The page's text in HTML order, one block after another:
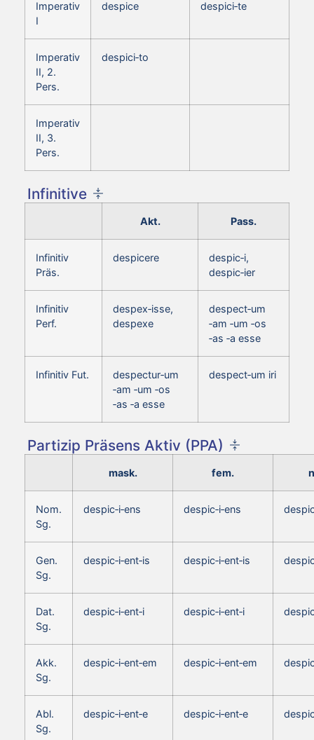
Imperativ
I
despice despici‑te
Imperativ
II, 2.
Pers.
despici‑to
Imperativ
II, 3.
Pers.
Infinitive
Akt. Pass.
Infinitiv
Präs.
despicere
despic‑i,
despic‑ier
Infinitiv
Perf.
despex‑isse,
despexe
despect‑um
‑am ‑um ‑os
‑as ‑a esse
Infinitiv Fut.
despectur‑um
‑am ‑um ‑os
‑as ‑a esse
despect‑um iri
Partizip Präsens Aktiv (PPA)
mask. fem.
Nom.
Sg.
despic‑i‑ens despic‑i‑ens
Gen.
Sg.
despic‑i‑ent‑is despic‑i‑ent‑is
Dat.
Sg.
despic‑i‑ent‑i despic‑i‑ent‑i
Akk.
Sg.
despic‑i‑ent‑em despic‑i‑ent‑em
Abl.
Sg.
despic‑i‑ent‑e despic‑i‑ent‑e